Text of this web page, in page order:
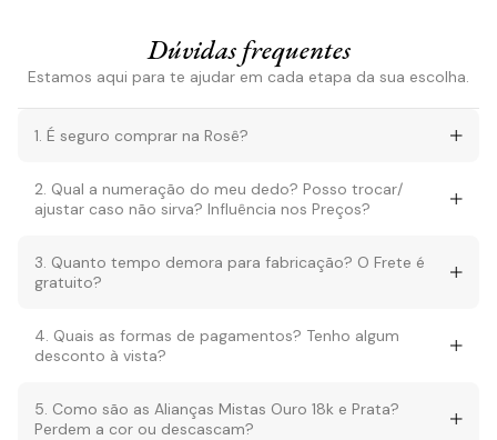
Dúvidas frequentes
Estamos aqui para te ajudar em cada etapa da sua escolha.
1. É seguro comprar na Rosê?
2. Qual a numeração do meu dedo? Posso trocar/
ajustar caso não sirva? Influência nos Preços?
3. Quanto tempo demora para fabricação? O Frete é
gratuito?
4. Quais as formas de pagamentos? Tenho algum
desconto à vista?
5. Como são as Alianças Mistas Ouro 18k e Prata?
Perdem a cor ou descascam?